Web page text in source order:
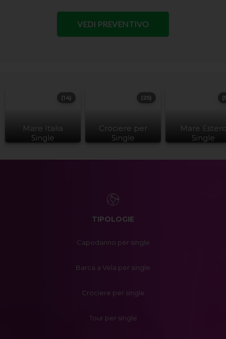
Mare Italia
Single
(14)
Crociere per
Single
(25)
Mare
Single
TIPOLOGIE
Capodanno per single
Barca a Vela per single
Crociere per single
Tour per single